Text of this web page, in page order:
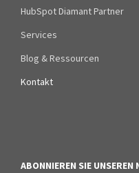
HubSpot Diamant Partner
Services
Blog & Ressourcen
Kontakt
ABONNIEREN SIE UNSEREN